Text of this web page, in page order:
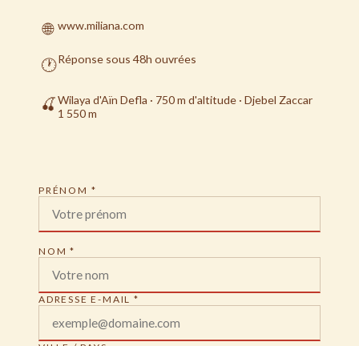
🌐 www.miliana.com
🕐 Réponse sous 48h ouvrées
🍒Wilaya d'Aïn Defla · 750 m d'altitude · Djebel Zaccar
1 550 m
PRÉNOM *
NOM *
ADRESSE E-MAIL *